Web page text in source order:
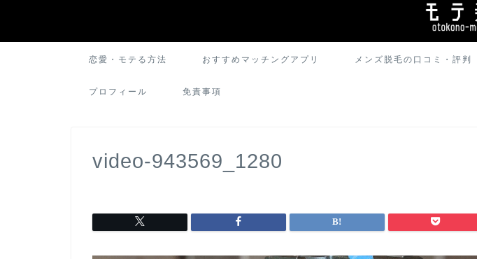
恋愛・モテる方法 おすすめマッチングアプリ メンズ脱毛の口コミ・評判
プロフィール 免責事項
video-943569_1280